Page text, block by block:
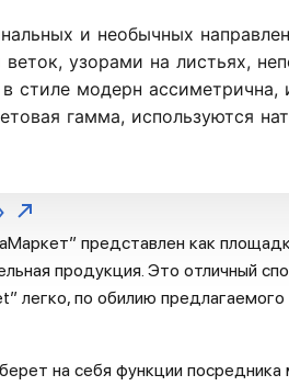
и необычных
узорами на листьях,
стиле модерн
гамма, используются
представлен как
продукция. Это отличный
легко, по обилию
на себя функции